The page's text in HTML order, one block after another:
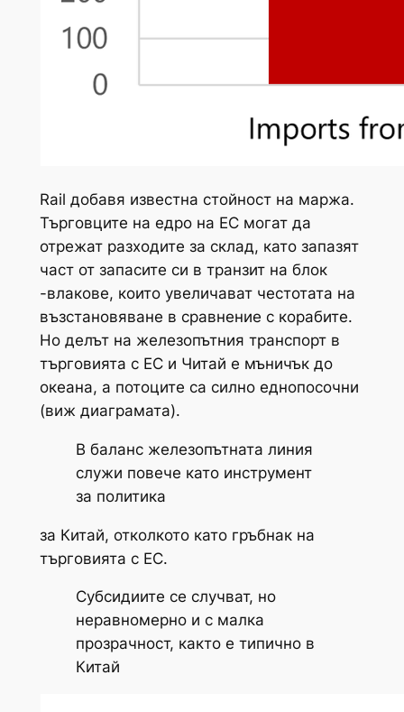
Rail добавя известна стойност на маржа.
Търговците на едро на ЕС могат да
отрежат разходите за склад, като запазят
част от запасите си в транзит на блок
-влакове, които увеличават честотата на
възстановяване в сравнение с корабите.
Но делът на железопътния транспорт в
търговията с ЕС и Читай е мъничък до
океана, а потоците са силно еднопосочни
(виж диаграмата).
В баланс железопътната линия
служи повече като инструмент
за политика
за Китай, отколкото като гръбнак на
търговията с ЕС.
Субсидиите се случват, но
неравномерно и с малка
прозрачност, както е типично в
Китай